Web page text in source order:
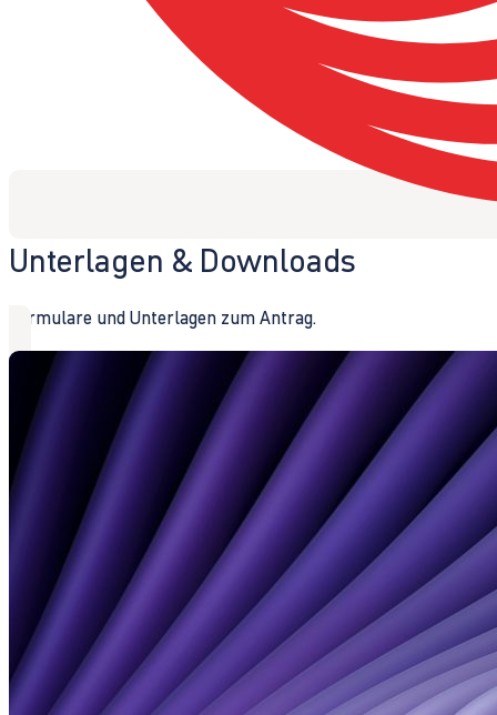
Unterlagen & Downloads
Formulare und Unterlagen zum Antrag.